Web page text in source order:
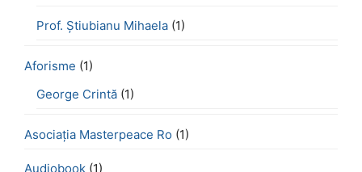
Prof. Știubianu Mihaela (1)
Aforisme (1)
George Crintă (1)
Asociația Masterpeace Ro (1)
Audiobook (1)